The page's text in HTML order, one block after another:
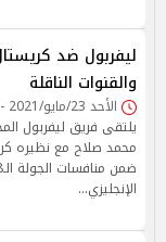
ليفربول ضد
والقنوات الناقلة
الأحد 23/مايو/2021 - 10:09 ص
يلتقى فريق ليفربول
محمد صلاح مع نظيره
الإنجليزي…